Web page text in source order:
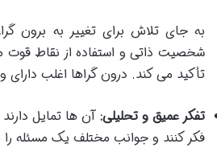
به جای تلاش برای تغییر به برون
شخصیت ذاتی و استفاده از نقاط قوت
تأکید می کند. درون گراها اغلب دارای
تفکر عمیق و تحلیلی: آن ها تمایل
فکر کنند و جوانب مختلف یک مسئله